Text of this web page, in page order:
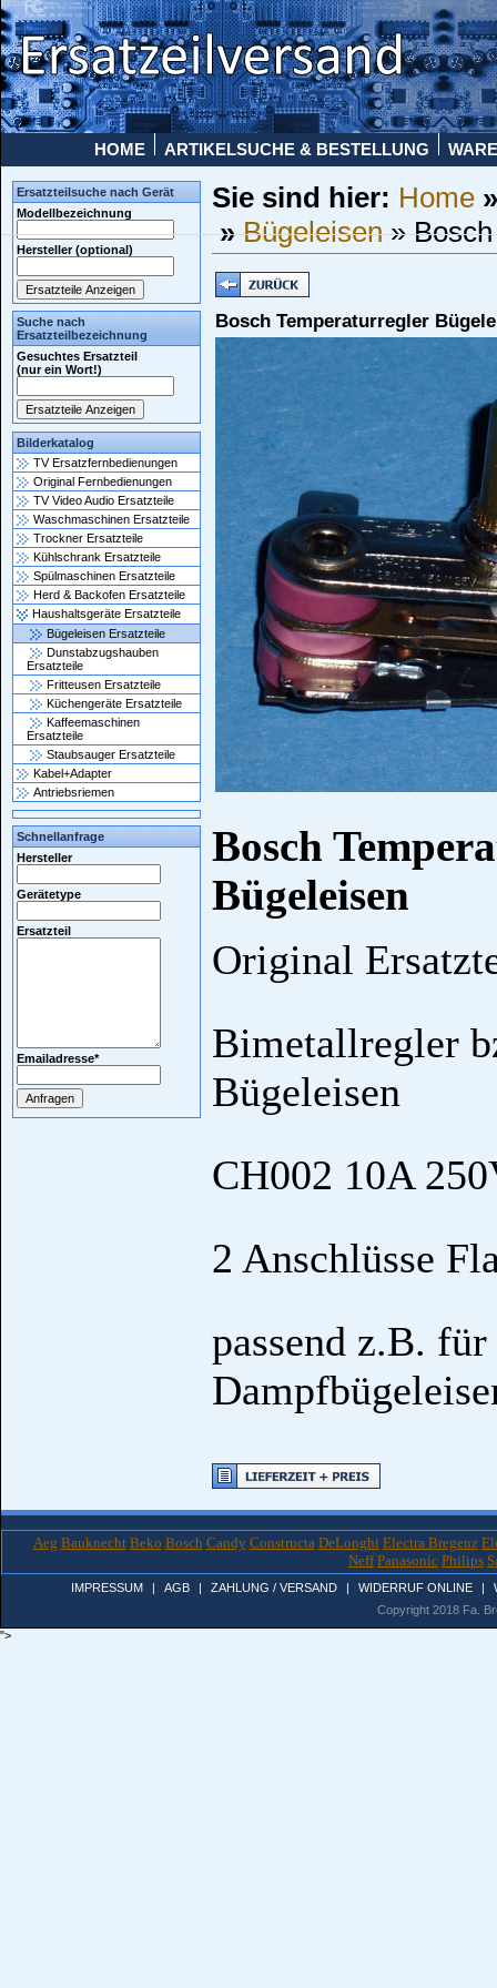
HOME ARTIKELSUCHE & BESTELLUNG
Ersatzteilsuche nach Gerät
Modellbezeichnung
Hersteller (optional)
Suche nach
Ersatzteilbezeichnung
Gesuchtes Ersatzteil
(nur ein Wort!)
Bilderkatalog
TV Ersatzfernbedienungen
Original Fernbedienungen
TV Video Audio Ersatzteile
Waschmaschinen Ersatzteile
Trockner Ersatzteile
Kühlschrank Ersatzteile
Spülmaschinen Ersatzteile
Herd & Backofen Ersatzteile
Haushaltsgeräte Ersatzteile
Bügeleisen Ersatzteile
Dunstabzugshauben
Ersatzteile
Fritteusen Ersatzteile
Küchengeräte Ersatzteile
Kaffeemaschinen
Ersatzteile
Staubsauger Ersatzteile
Kabel+Adapter
Antriebsriemen
Schnellanfrage
Hersteller
Gerätetype
Ersatzteil
Emailadresse*
Sie sind hier: Home
»Bügeleisen»
Bosch Temperaturregler
Bosch
Bügeleisen
Original
Bimetallregler
Bügeleisen
CH002 10A
2 Anschlüsse
passend z.B.
Aeg Bauknecht Beko Bosch Candy Constructa DeLonghi Electra Bregenz
Neff Panasonic Philips
IMPRESSUM | AGB | ZAHLUNG / VERSAND | WIDERRUF ONLINE |
Copyright 2018 Fa.
">